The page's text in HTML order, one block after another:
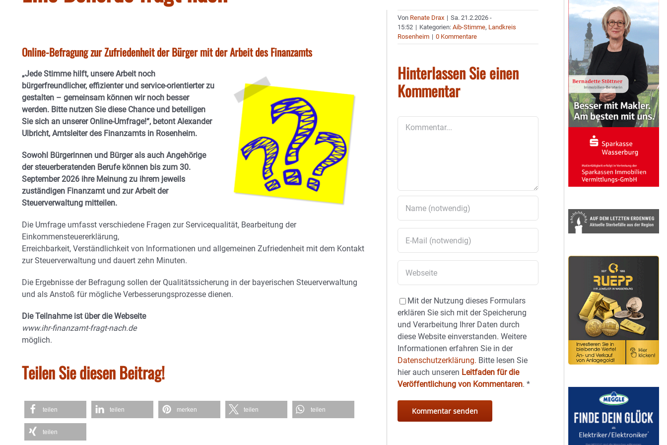
Online-Befragung zur Zufriedenheit der Bürger mit der Arbeit des Finanzamts
„Jede Stimme hilft, unsere Arbeit noch
bürgerfreundlicher, effizienter und service-orientierter zu
gestalten – gemeinsam können wir noch besser
werden. Bitte nutzen Sie diese Chance und beteiligen
Sie sich an unserer Online-Umfrage!“, betont Alexander
Ulbricht, Amtsleiter des Finanzamts in Rosenheim.
Sowohl Bürgerinnen und Bürger als auch Angehörige
der steuerberatenden Berufe können bis zum 30.
September 2026 ihre Meinung zu ihrem jeweils
zuständigen Finanzamt und zur Arbeit der
Steuerverwaltung mitteilen.
Die Umfrage umfasst verschiedene Fragen zur Servicequalität, Bearbeitung der
Einkommensteuererklärung,
Erreichbarkeit, Verständlichkeit von Informationen und allgemeinen Zufriedenheit mit dem Kontakt
zur Steuerverwaltung und dauert zehn Minuten.
Die Ergebnisse der Befragung sollen der Qualitätssicherung in der bayerischen Steuerverwaltung
und als Anstoß für mögliche Verbesserungsprozesse dienen.
Die Teilnahme ist über die Webseite
www.ihr-finanzamt-fragt-nach.de
möglich.
Teilen Sie diesen Beitrag!
teilen teilen merken teilen teilen
teilen
Von Renate Drax | Sa. 21.2.2026 -
15:52 | Kategorien:Aib-Stimme, Landkreis
Rosenheim | 0 Kommentare
Hinterlassen Sie einen
Kommentar
Mit der Nutzung dieses Formulars
erklären Sie sich mit der Speicherung
und Verarbeitung Ihrer Daten durch
diese Website einverstanden. Weitere
Informationen erfahren Sie in der
Datenschutzerklärung. Bitte lesen Sie
hier auch unseren Leitfaden für die
Veröffentlichung von Kommentaren.*